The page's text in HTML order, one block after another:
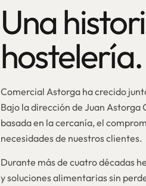
Una
hostelería.
Comercial Astorga ha crecido
Bajo la dirección de Juan
basada en la cercanía, el
necesidades de nuestros clientes.
Durante más de cuatro décadas
y soluciones alimentarias sin